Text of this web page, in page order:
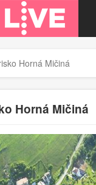
Horná Mičiná
Horná Mičiná